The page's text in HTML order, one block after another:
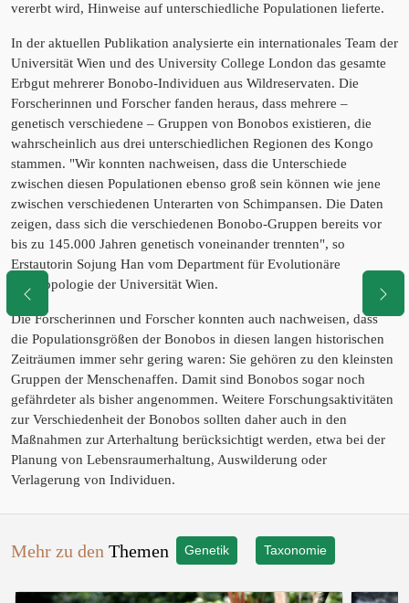
vererbt wird, Hinweise auf unterschiedliche Populationen lieferte.
In der aktuellen Publikation analysierte ein internationales Team der
Universität Wien und des University College London das gesamte
Erbgut mehrerer Bonobo-Individuen aus Wildreservaten. Die
Forscherinnen und Forscher fanden heraus, dass mehrere –
genetisch verschiedene – Gruppen von Bonobos existieren, die
wahrscheinlich aus drei unterschiedlichen Regionen des Kongo
stammen. "Wir konnten nachweisen, dass die Unterschiede
zwischen diesen Populationen ebenso groß sein können wie jene
zwischen verschiedenen Unterarten von Schimpansen. Die Daten
zeigen, dass sich die verschiedenen Bonobo-Gruppen bereits vor
bis zu 145.000 Jahren genetisch voneinander trennten", so
Erstautorin Sojung Han vom Department für Evolutionäre
Anthropologie der Universität Wien.
Die Forscherinnen und Forscher konnten auch nachweisen, dass
die Populationsgrößen der Bonobos in diesen langen historischen
Zeiträumen immer sehr gering waren: Sie gehören zu den kleinsten
Gruppen der Menschenaffen. Damit sind Bonobos sogar noch
gefährdeter als bisher angenommen. Weitere Forschungsaktivitäten
zur Verschiedenheit der Bonobos sollten daher auch in den
Maßnahmen zur Arterhaltung berücksichtigt werden, etwa bei der
Planung von Lebensraumerhaltung, Auswilderung oder
Verlagerung von Individuen.
Mehr zu den Themen Genetik Taxonomie